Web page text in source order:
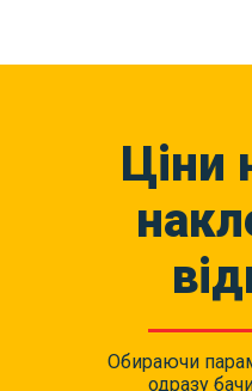
Ціни
Обираючи
одразу